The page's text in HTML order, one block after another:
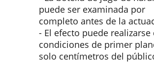
puede ser examinada por
completo antes de la
- El efecto puede realizarse
condiciones de primer
solo centímetros del